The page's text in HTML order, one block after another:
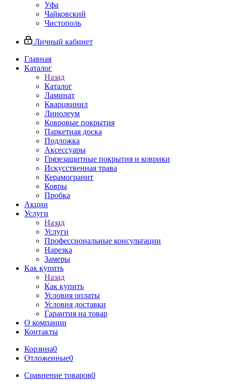
Уфа
Чайковский
Чистополь
Личный кабинет
Главная
Каталог
Назад
Каталог
Ламинат
Кварцвинил
Линолеум
Ковровые покрытия
Паркетная доска
Подложка
Аксессуары
Грязезащитные покрытия и коврики
Искусственная трава
Керамогранит
Ковры
Пробка
Акции
Услуги
Назад
Услуги
Профессиональные консультации
Нарезка
Замеры
Как купить
Назад
Как купить
Условия оплаты
Условия доставки
Гарантия на товар
О компании
Контакты
Корзина0
Отложенные0
Сравнение товаров0